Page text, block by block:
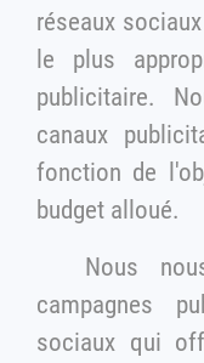
réseaux
le plus approprié pour chaque campagne
publicitaire. Nous
canaux
fonction de l'objectif de la campagne et du
budget alloué.
Nous nous engageons à
campagnes
sociaux qui